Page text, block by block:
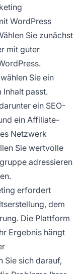
WordPress
Sie zunächst
mit guter
Sie ein
Inhalt passt.
ein SEO-
ein Affiliate-
Netzwerk
Sie wertvolle
adressieren
erfordert
dem
Die Plattform
Ergebnis hängt
Sie sich darauf,